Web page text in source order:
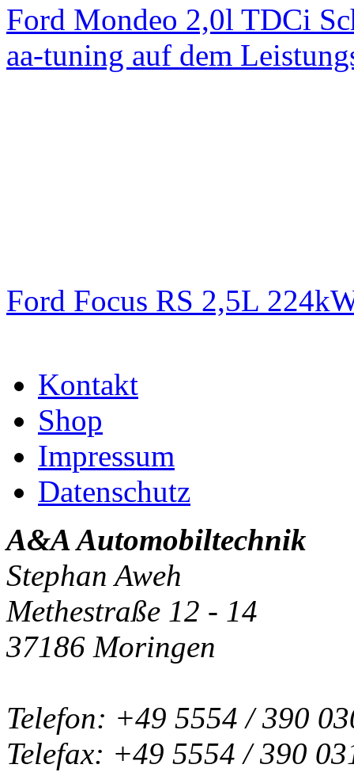
Ford Mondeo 2,0l TDCi
aa-tuning auf dem
Ford Focus RS 2,5L
Kontakt
Shop
Impressum
Datenschutz
A&A Automobiltechnik
Stephan Aweh
Methestraße 12 - 14
37186 Moringen
Telefon: +49 5554 / 390
Telefax: +49 5554 / 390